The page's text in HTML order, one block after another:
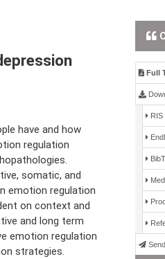
have and how
regulation
somatic, and
emotion regulation
on context and
and long term
emotion regulation
strategies.
Full
RIS